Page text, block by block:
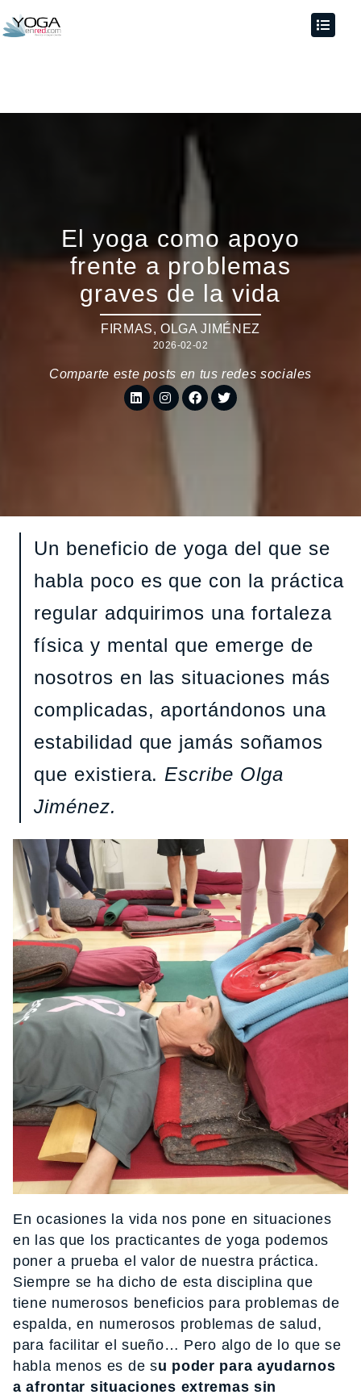
El yoga como apoyo
frente a problemas
graves de la vida
FIRMAS,OLGA JIMÉNEZ
2026-02-02
Comparte este posts en tus redes sociales
Un beneficio de yoga del que se
habla poco es que con la práctica
regular adquirimos una fortaleza
física y mental que emerge de
nosotros en las situaciones más
complicadas, aportándonos una
estabilidad que jamás soñamos
que existiera. Escribe Olga
Jiménez.
En ocasiones la vida nos pone en situaciones
en las que los practicantes de yoga podemos
poner a prueba el valor de nuestra práctica.
Siempre se ha dicho de esta disciplina que
tiene numerosos beneficios para problemas de
espalda, en numerosos problemas de salud,
para facilitar el sueño… Pero algo de lo que se
habla menos es de su poder para ayudarnos
a afrontar situaciones extremas sin